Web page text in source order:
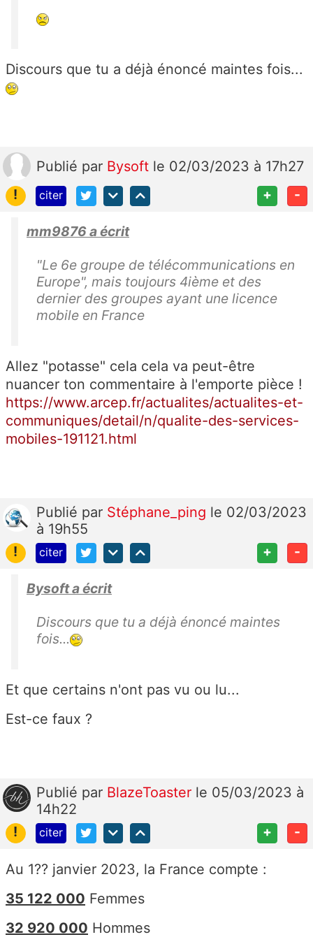
Discours que tu a déjà énoncé maintes fois...
Publié par Bysoft le 02/03/2023 à 17h27
!
citer + -
mm9876 a écrit
"Le 6e groupe de télécommunications en
Europe", mais toujours 4ième et des
dernier des groupes ayant une licence
mobile en France
Allez "potasse" cela cela va peut-être
nuancer ton commentaire à l'emporte pièce !
https://www.arcep.fr/actualites/actualites-et-
communiques/detail/n/qualite-des-services-
mobiles-191121.html
Publié par Stéphane_ping le 02/03/2023
à 19h55
!
citer + -
Bysoft a écrit
Discours que tu a déjà énoncé maintes
fois...
Et que certains n'ont pas vu ou lu...
Est-ce faux ?
Publié par BlazeToaster le 05/03/2023 à
14h22
!
citer + -
Au 1?? janvier 2023, la France compte :
35 122 000 Femmes
32 920 000 Hommes